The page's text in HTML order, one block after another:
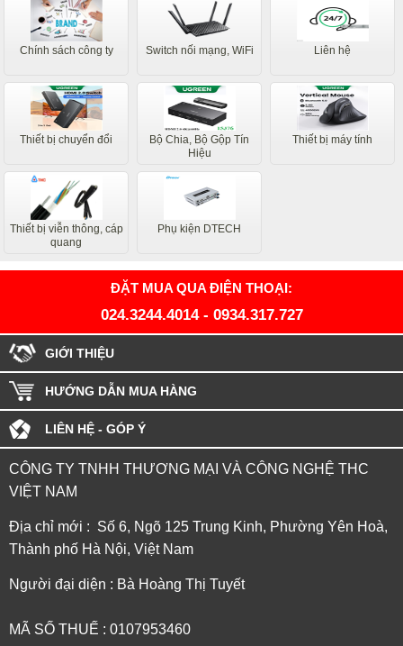
Chính sách công ty Switch nối mạng, WiFi Liên hệ
Thiết bị chuyển đổi
Bộ Chia, Bộ Gộp Tín
Hiệu
Thiết bị máy tính
Thiết bị viễn thông, cáp
quang
Phụ kiện DTECH
ĐẶT MUA QUA ĐIỆN THOẠI:
024.3244.4014- 0934.317.727
GIỚI THIỆU
HƯỚNG DẪN MUA HÀNG
LIÊN HỆ - GÓP Ý
CÔNG TY TNHH THƯƠNG MẠI VÀ CÔNG NGHỆ THC
VIỆT NAM
Địa chỉ mới : Số 6, Ngõ 125 Trung Kinh, Phường Yên Hoà,
Thành phố Hà Nội, Việt Nam
Người đại diện : Bà Hoàng Thị Tuyết
MÃ SỐ THUẾ : 0107953460